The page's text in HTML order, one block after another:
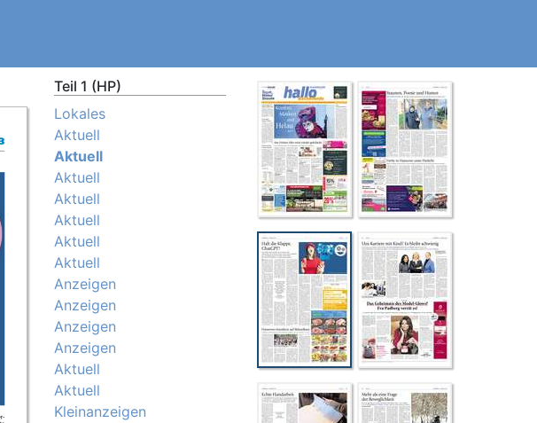
Teil 1 (HP)
Lokales
Aktuell
Aktuell
Aktuell
Aktuell
Aktuell
Aktuell
Aktuell
Anzeigen
Anzeigen
Anzeigen
Anzeigen
Aktuell
Aktuell
Kleinanzeigen